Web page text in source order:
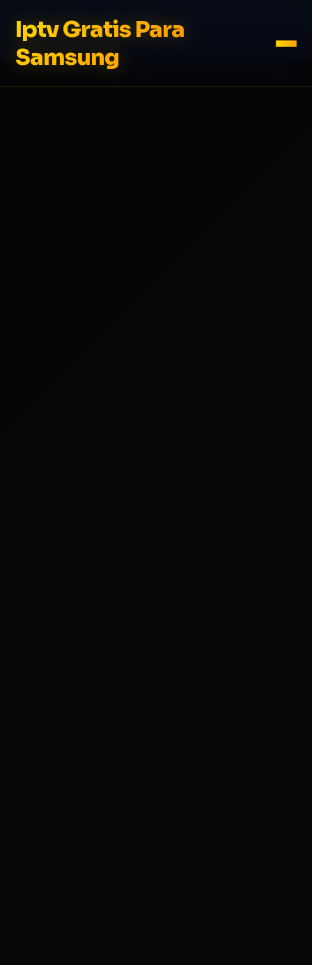
Iptv Gratis Para
Samsung